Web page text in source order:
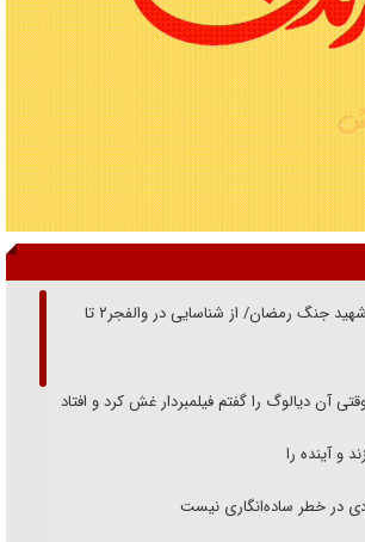
از گمنام‌ترین فرماندهان شهید جنگ رمضان/ از شناسایی در والفجر۲ تا
آن دیالوگ را گفتم فیلمبردار غش کرد و افتاد
و آینده را
در خطر ساده‌انگاری نیست